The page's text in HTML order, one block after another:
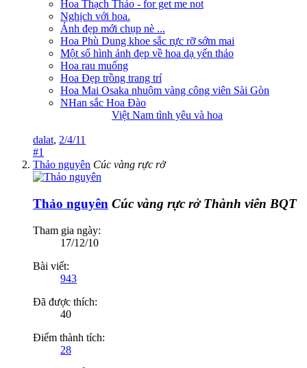
Hoa Thạch Thảo - for get me not
Nghịch với hoa.
Ảnh đẹp mới chụp nè ...
Hoa Phù Dung khoe sắc rực rỡ sớm mai
Một số hình ảnh đẹp về hoa dạ yến thảo
Hoa rau muống
Hoa Đẹp trồng trang trí
Hoa Mai Osaka nhuộm vàng công viên Sài Gòn
NHan sắc Hoa Đào
Việt Nam tình yêu và hoa
dalat, 2/4/11
#1
Thảo nguyên Cúc vàng rực rở
Thảo nguyên Cúc vàng rực rở Thành viên BQT
Tham gia ngày:
17/12/10
Bài viết:
943
Đã được thích:
40
Điểm thành tích:
28